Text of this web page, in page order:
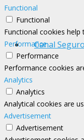
Canal Seguro
Functional
Functional
Functional cookies
Performance
Performance
Performance cookies
Analytics
Analytics
Analytical cookies are
Advertisement
Advertisement